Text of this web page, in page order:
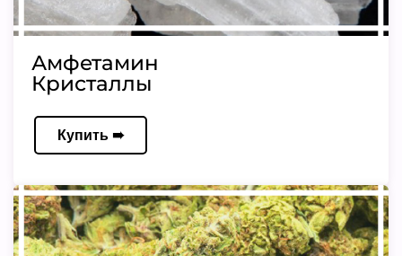
Амфетамин
Кристаллы
Купить ➠